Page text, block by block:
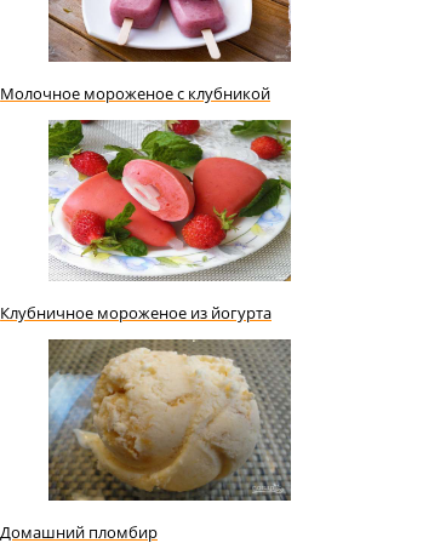
Молочное мороженое с клубникой
Клубничное мороженое из йогурта
Домашний пломбир